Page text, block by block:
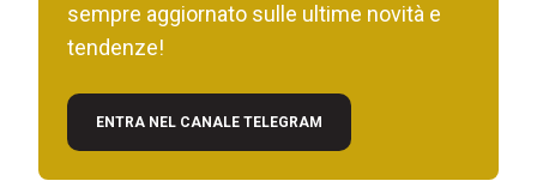
sempre aggiornato sulle ultime novità e
tendenze!
ENTRA NEL CANALE TELEGRAM